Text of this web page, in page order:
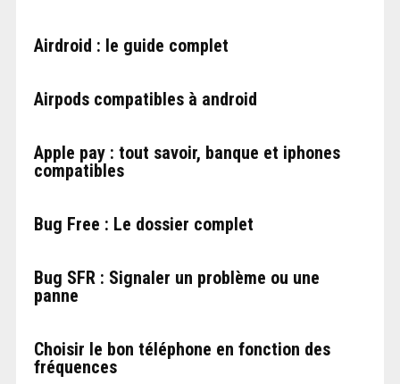
Airdroid : le guide complet
Airpods compatibles à android
Apple pay : tout savoir, banque et iphones
compatibles
Bug Free : Le dossier complet
Bug SFR : Signaler un problème ou une
panne
Choisir le bon téléphone en fonction des
fréquences